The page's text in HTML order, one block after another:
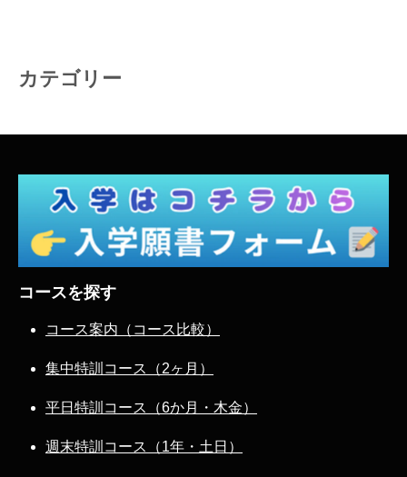
カテゴリー
コースを探す
コース案内（コース比較）
集中特訓コース（2ヶ月）
平日特訓コース（6か月・木金）
週末特訓コース（1年・土日）